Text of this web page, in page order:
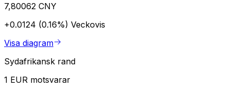
7,80062 CNY
+0.0124 (0.16%) Veckovis
Visa diagram
Sydafrikansk rand
1 EUR motsvarar